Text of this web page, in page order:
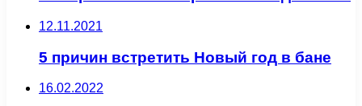
12.11.2021
5 причин встретить Новый год в бане
16.02.2022